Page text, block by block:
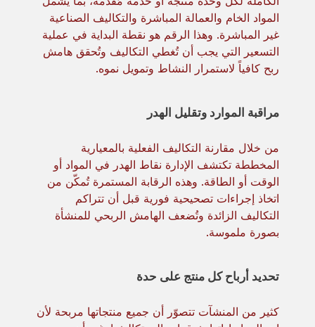
المواد الخام والعمالة المباشرة والتكاليف الصناعية
غير المباشرة. وهذا الرقم هو نقطة البداية في عملية
التسعير التي يجب أن تُغطي التكاليف وتُحقق هامش
ربح كافياً لاستمرار النشاط وتمويل نموه.
مراقبة الموارد وتقليل الهدر
من خلال مقارنة التكاليف الفعلية بالمعيارية
المخططة تكتشف الإدارة نقاط الهدر في المواد أو
الوقت أو الطاقة. وهذه الرقابة المستمرة تُمكّن من
اتخاذ إجراءات تصحيحية فورية قبل أن تتراكم
التكاليف الزائدة وتُضعف الهامش الربحي للمنشأة
بصورة ملموسة.
تحديد أرباح كل منتج على حدة
كثير من المنشآت تتصوّر أن جميع منتجاتها مربحة لأن